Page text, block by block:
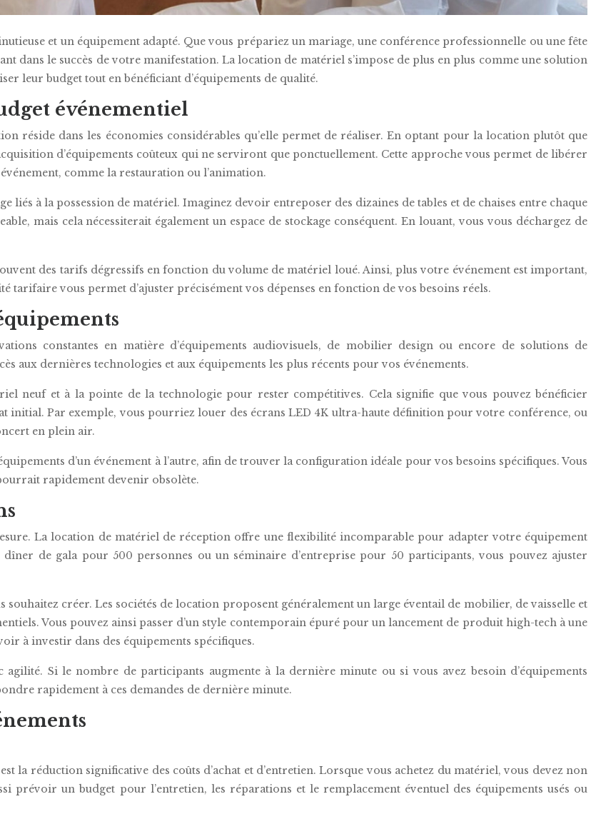
et un équipement adapté. Que vous prépariez un mariage, une conférence professionnelle ou une fête
dans le succès de votre manifestation. La location de matériel s’impose de plus en plus comme une solution
leur budget tout en bénéficiant d’équipements de qualité.
événementiel
réside dans les économies considérables qu’elle permet de réaliser. En optant pour la location plutôt que
d’équipements coûteux qui ne serviront que ponctuellement. Cette approche vous permet de libérer
comme la restauration ou l’animation.
liés à la possession de matériel. Imaginez devoir entreposer des dizaines de tables et de chaises entre chaque
mais cela nécessiterait également un espace de stockage conséquent. En louant, vous vous déchargez de
des tarifs dégressifs en fonction du volume de matériel loué. Ainsi, plus votre événement est important,
tarifaire vous permet d’ajuster précisément vos dépenses en fonction de vos besoins réels.
constantes en matière d’équipements audiovisuels, de mobilier design ou encore de solutions de
aux dernières technologies et aux équipements les plus récents pour vos événements.
neuf et à la pointe de la technologie pour rester compétitives. Cela signifie que vous pouvez bénéficier
initial. Par exemple, vous pourriez louer des écrans LED 4K ultra-haute définition pour votre conférence, ou
en plein air.
d’un événement à l’autre, afin de trouver la configuration idéale pour vos besoins spécifiques. Vous
rapidement devenir obsolète.
La location de matériel de réception offre une flexibilité incomparable pour adapter votre équipement
de gala pour 500 personnes ou un séminaire d’entreprise pour 50 participants, vous pouvez ajuster
souhaitez créer. Les sociétés de location proposent généralement un large éventail de mobilier, de vaisselle et
Vous pouvez ainsi passer d’un style contemporain épuré pour un lancement de produit high-tech à une
à investir dans des équipements spécifiques.
Si le nombre de participants augmente à la dernière minute ou si vous avez besoin d’équipements
rapidement à ces demandes de dernière minute.
la réduction significative des coûts d’achat et d’entretien. Lorsque vous achetez du matériel, vous devez non
prévoir un budget pour l’entretien, les réparations et le remplacement éventuel des équipements usés ou